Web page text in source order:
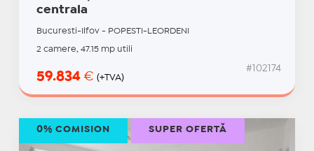
centrala
Bucuresti-Ilfov - POPESTI-LEORDENI
2 camere, 47.15 mp utili
59.834 € (+TVA)
#102174
0% COMISION SUPER OFERTĂ